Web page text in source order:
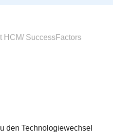
HCM/ SuccessFactors
den Technologiewechsel